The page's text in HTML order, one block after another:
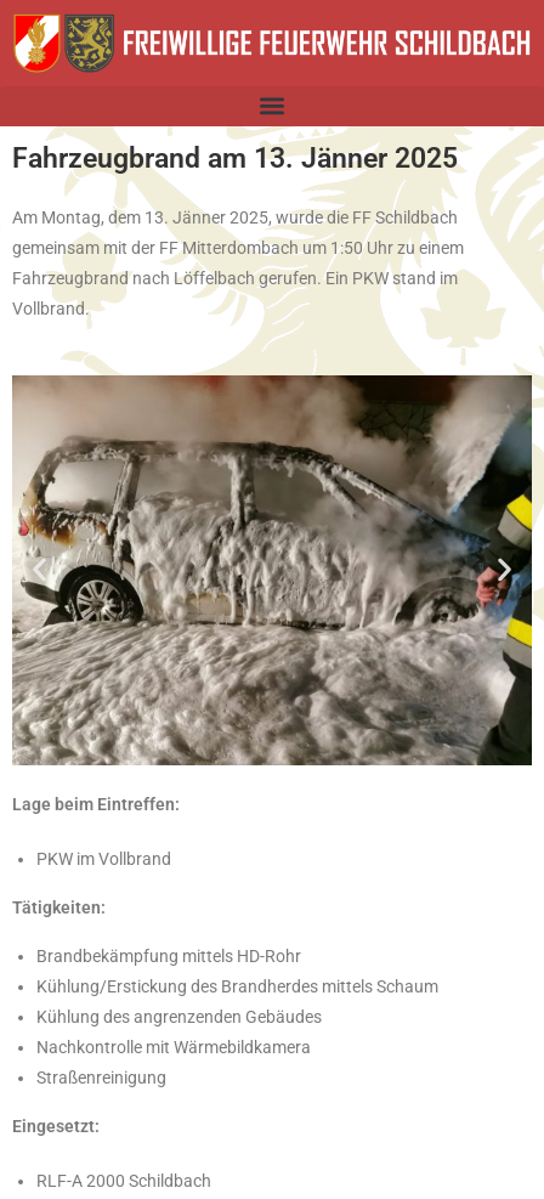
Fahrzeugbrand am 13. Jänner 2025
Am Montag, dem 13. Jänner 2025, wurde die FF Schildbach
gemeinsam mit der FF Mitterdombach um 1:50 Uhr zu einem
Fahrzeugbrand nach Löffelbach gerufen. Ein PKW stand im
Vollbrand.
Lage beim Eintreffen:
PKW im Vollbrand
Tätigkeiten:
Brandbekämpfung mittels HD-Rohr
Kühlung/Erstickung des Brandherdes mittels Schaum
Kühlung des angrenzenden Gebäudes
Nachkontrolle mit Wärmebildkamera
Straßenreinigung
Eingesetzt:
RLF-A 2000 Schildbach